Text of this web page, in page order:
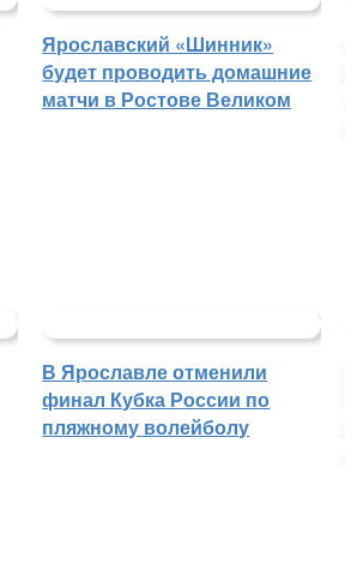
Ярославский «Шинник»
будет проводить домашние
матчи в Ростове Великом
В Ярославле отменили
финал Кубка России по
пляжному волейболу